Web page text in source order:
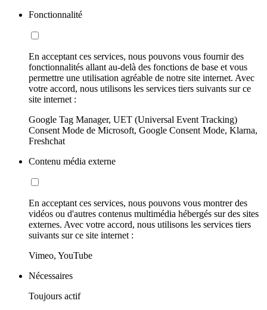
Fonctionnalité
En acceptant ces services, nous pouvons vous fournir des
fonctionnalités allant au-delà des fonctions de base et vous
permettre une utilisation agréable de notre site internet. Avec
votre accord, nous utilisons les services tiers suivants sur ce
site internet :
Google Tag Manager, UET (Universal Event Tracking)
Consent Mode de Microsoft, Google Consent Mode, Klarna,
Freshchat
Contenu média externe
En acceptant ces services, nous pouvons vous montrer des
vidéos ou d'autres contenus multimédia hébergés sur des sites
externes. Avec votre accord, nous utilisons les services tiers
suivants sur ce site internet :
Vimeo, YouTube
Nécessaires
Toujours actif